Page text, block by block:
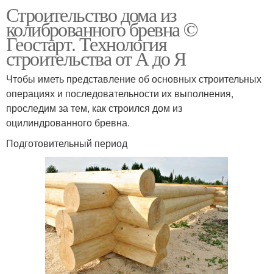
Строительство дома из
колиброванного бревна ©
Геостарт. Технология
строительства от А до Я
Чтобы иметь представление об основных строительных
операциях и последовательности их выполнения,
проследим за тем, как строился дом из
оцилиндрованного бревна.
Подготовительный период